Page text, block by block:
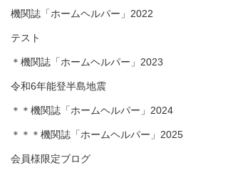
機関誌「ホームヘルパー」2022
テスト
＊機関誌「ホームヘルパー」2023
令和6年能登半島地震
＊＊機関誌「ホームヘルパー」2024
＊＊＊機関誌「ホームヘルパー」2025
会員様限定ブログ